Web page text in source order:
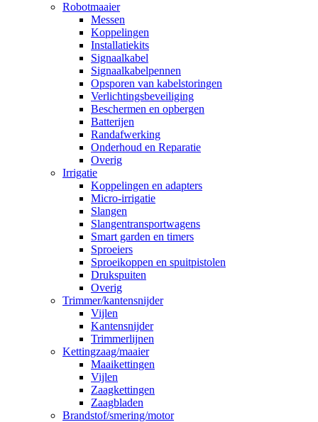
Robotmaaier
Messen
Koppelingen
Installatiekits
Signaalkabel
Signaalkabelpennen
Opsporen van kabelstoringen
Verlichtingsbeveiliging
Beschermen en opbergen
Batterijen
Randafwerking
Onderhoud en Reparatie
Overig
Irrigatie
Koppelingen en adapters
Micro-irrigatie
Slangen
Slangentransportwagens
Smart garden en timers
Sproeiers
Sproeikoppen en spuitpistolen
Drukspuiten
Overig
Trimmer/kantensnijder
Vijlen
Kantensnijder
Trimmerlijnen
Kettingzaag/maaier
Maaikettingen
Vijlen
Zaagkettingen
Zaagbladen
Brandstof/smering/motor